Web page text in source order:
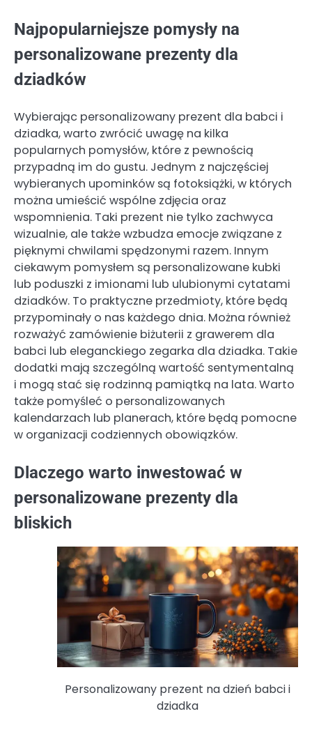
Najpopularniejsze pomysły na
personalizowane prezenty dla
dziadków
Wybierając personalizowany prezent dla babci i
dziadka, warto zwrócić uwagę na kilka
popularnych pomysłów, które z pewnością
przypadną im do gustu. Jednym z najczęściej
wybieranych upominków są fotoksiążki, w których
można umieścić wspólne zdjęcia oraz
wspomnienia. Taki prezent nie tylko zachwyca
wizualnie, ale także wzbudza emocje związane z
pięknymi chwilami spędzonymi razem. Innym
ciekawym pomysłem są personalizowane kubki
lub poduszki z imionami lub ulubionymi cytatami
dziadków. To praktyczne przedmioty, które będą
przypominały o nas każdego dnia. Można również
rozważyć zamówienie biżuterii z grawerem dla
babci lub eleganckiego zegarka dla dziadka. Takie
dodatki mają szczególną wartość sentymentalną
i mogą stać się rodzinną pamiątką na lata. Warto
także pomyśleć o personalizowanych
kalendarzach lub planerach, które będą pomocne
w organizacji codziennych obowiązków.
Dlaczego warto inwestować w
personalizowane prezenty dla
bliskich
Personalizowany prezent na dzień babci i
dziadka